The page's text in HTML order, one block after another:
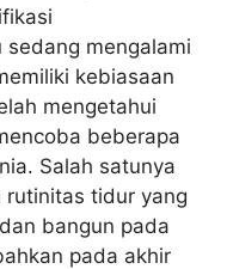
mengalami
kebiasaan
mengetahui
beberapa
Salah satunya
rutinitas tidur yang
bangun pada
pada akhir